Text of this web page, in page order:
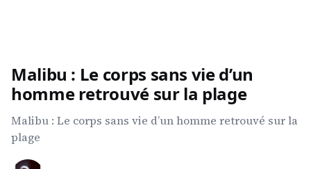
Malibu : Le corps sans vie d’un
homme retrouvé sur la plage
Malibu : Le corps sans vie d’un homme retrouvé sur la
plage